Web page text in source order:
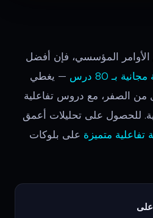
المؤسسي، فإن أفضل
بـ 80 درس
— يغطي
من الصفر، مع دروس تفاعلية
للحصول على تحليلات أعمق
تفاعلية متميزة على بلوكات
على